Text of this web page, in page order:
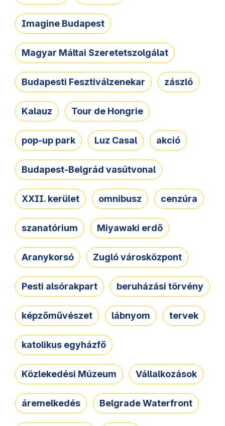
Imagine Budapest
Magyar Máltai Szeretetszolgálat
Budapesti Fesztiválzenekar zászló
Kalauz Tour de Hongrie
pop-up park Luz Casal akció
Budapest-Belgrád vasútvonal
XXII. kerület omnibusz cenzúra
szanatórium Miyawaki erdő
Aranykorsó Zugló városközpont
Pesti alsórakpart beruházási törvény
képzőművészet lábnyom tervek
katolikus egyházfő
Közlekedési Múzeum Vállalkozások
áremelkedés Belgrade Waterfront